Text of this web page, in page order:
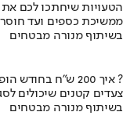
הטעויות שיחתכו לכם
ממשיכת כספים ועד
בשיתוף מנורה מבטחים
איך 200 ש"ח בחודש הופכים ל140 אלף ?
צעדים קטנים שיכולים
בשיתוף מנורה מבטחים